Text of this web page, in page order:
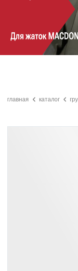
главная каталог